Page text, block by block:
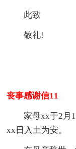
此致
敬礼!
丧事感谢信11
家母xx于2月
xx日入土为安。